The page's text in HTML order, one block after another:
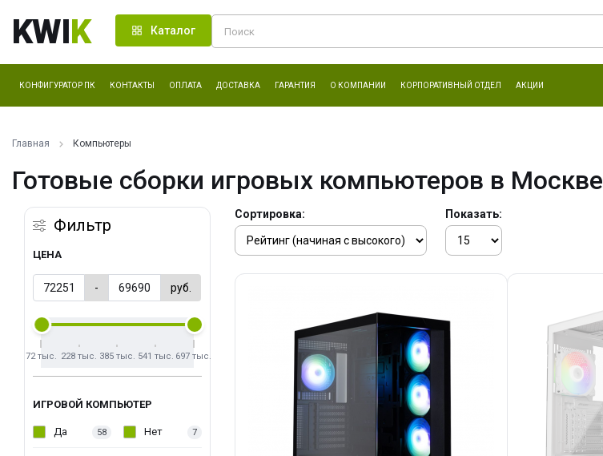
KWIK Каталог
КОНФИГУРАТОР ПК КОНТАКТЫ ОПЛАТА ДОСТАВКА ГАРАНТИЯ О КОМПАНИИ КОРПОРАТИВНЫЙ ОТДЕЛ АКЦИИ
Главная Компьютеры
Готовые сборки игровых компьютеров в Москве
Фильтр
ЦЕНА
- руб.
72 тыс. 228 тыс. 385 тыс. 541 тыс. 697 тыс.
ИГРОВОЙ КОМПЬЮТЕР
Да 58 Нет 7
Сортировка: Показать: